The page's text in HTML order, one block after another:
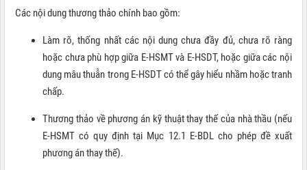
Các nội dung thương thảo chính bao gồm:
Làm rõ, thống nhất các nội dung chưa đầy đủ, chưa rõ ràng
hoặc chưa phù hợp giữa E-HSMT và E-HSDT, hoặc giữa các nội
dung mâu thuẫn trong E-HSDT có thể gây hiểu nhầm hoặc tranh
chấp.
Thương thảo về phương án kỹ thuật thay thế của nhà thầu (nếu
E-HSMT có quy định tại Mục 12.1 E-BDL cho phép đề xuất
phương án thay thế).